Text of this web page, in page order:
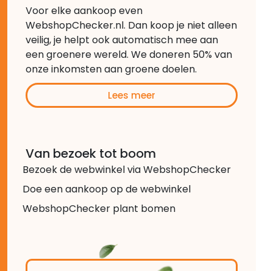
Voor elke aankoop even
WebshopChecker.nl. Dan koop je niet alleen
veilig, je helpt ook automatisch mee aan
een groenere wereld. We doneren 50% van
onze inkomsten aan groene doelen.
Lees meer
Van bezoek tot boom
Bezoek de webwinkel via WebshopChecker
Doe een aankoop op de webwinkel
WebshopChecker plant bomen